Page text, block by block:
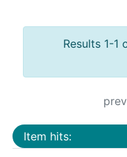
Results 1-1
Item hits: